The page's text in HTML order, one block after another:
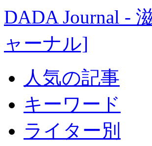
DADA Journal -
ャーナル]
人気の記事
キーワード
ライター別